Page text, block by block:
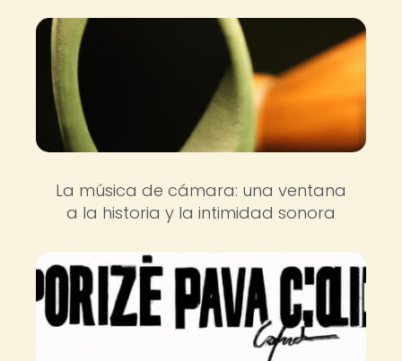
La música de cámara: una ventana
a la historia y la intimidad sonora